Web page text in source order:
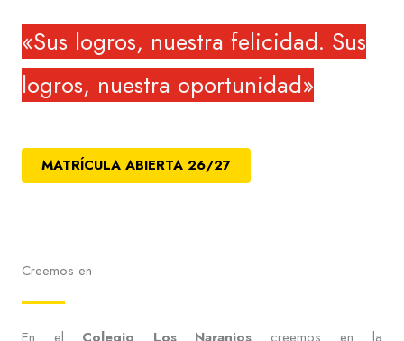
«Sus logros, nuestra felicidad. Sus
logros, nuestra oportunidad»
MATRÍCULA ABIERTA 26/27
Creemos en
En el Colegio Los Naranjos creemos en la